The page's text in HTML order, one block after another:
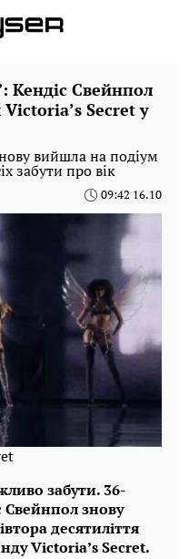
Кендіс Свейнпол
Secret у
вийшла на подіум
забути про вік
09:42 16.10
забути. 36-
Свейнпол знову
десятиліття
Victoria’s Secret.